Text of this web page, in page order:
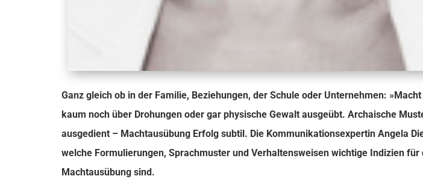
Ganz gleich ob in der Familie, Beziehungen, der Schule oder Unternehmen:
kaum noch über Drohungen oder gar physische Gewalt ausgeübt. Archaische
ausgedient – Machtausübung Erfolg subtil. Die Kommunikationsexpertin Angela
welche Formulierungen, Sprachmuster und Verhaltensweisen wichtige Indizien
Machtausübung sind.